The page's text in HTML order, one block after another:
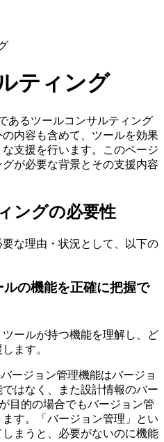
ティング
あるツールコンサルティング
内容も含めて、ツールを効果
支援を行います。このページ
が必要な背景とその支援内容
ングの必要性
な理由・状況として、以下の
の機能を正確に把握で
ールが持つ機能を理解し、ど
ます。
ージョン管理機能はバージョ
はなく、また設計情報のバー
目的の場合でもバージョン管
す。「バージョン管理」とい
まうと、必要がないのに機能